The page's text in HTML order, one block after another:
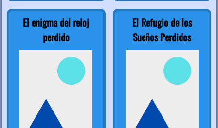
El enigma del reloj
perdido
El Refugio de los
Sueños Perdidos